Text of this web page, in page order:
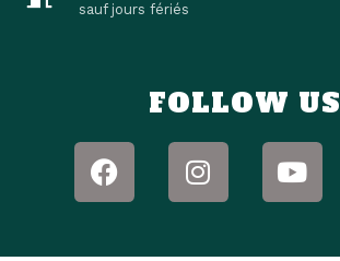
sauf jours fériés
FOLLOW US